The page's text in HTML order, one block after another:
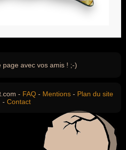
page avec vos amis ! ;-)
- FAQ - Mentions - Plan du site
- Contact